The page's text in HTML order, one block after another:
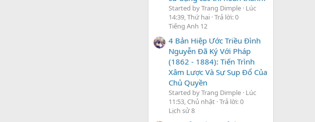
Started by Trang Dimple Lúc
14:39, Thứ hai Trả lời: 0
Tiếng Anh 12
4 Bản Hiệp Ước Triều Đình
Nguyễn Đã Ký Với Pháp
(1862 - 1884): Tiến Trình
Xâm Lược Và Sự Sụp Đổ Của
Chủ Quyền
Started by Trang Dimple Lúc
11:53, Chủ nhật Trả lời: 0
Lịch sử 8